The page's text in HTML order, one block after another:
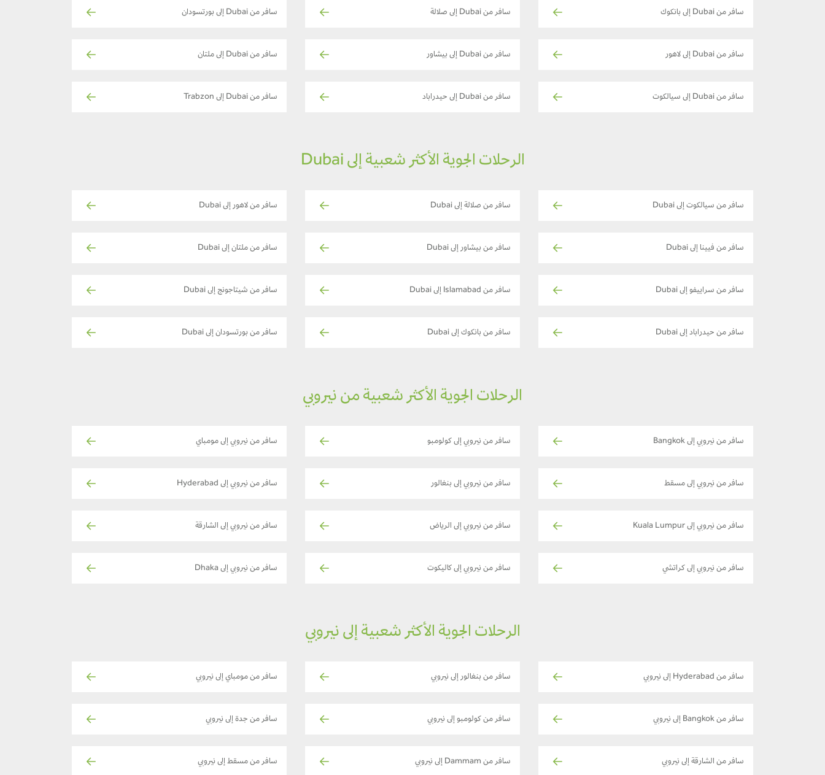
سافر من Dubai إلى بانكوك سافر من Dubai إلى صلالة سافر من Dubai إلى بورتسودان
سافر من Dubai إلى لاهور سافر من Dubai إلى بيشاور سافر من Dubai إلى ملتان
سافر من Dubai إلى سيالكوت سافر من Dubai إلى حيدراباد سافر من Dubai إلى Trabzon
الرحلات الجوية الأكثر شعبية إلى Dubai
سافر من سيالكوت إلى Dubai سافر من صلالة إلى Dubai سافر من لاهور إلى Dubai
سافر من فيينا إلى Dubai سافر من بيشاور إلى Dubai سافر من ملتان إلى Dubai
سافر من سراييفو إلى Dubai سافر من Islamabad إلى Dubai سافر من شيتاجونج إلى Dubai
سافر من حيدراباد إلى Dubai سافر من بانكوك إلى Dubai سافر من بورتسودان إلى Dubai
الرحلات الجوية الأكثر شعبية من نيروبي
سافر من نيروبي إلى Bangkok سافر من نيروبي إلى كولومبو سافر من نيروبي إلى مومباي
سافر من نيروبي إلى مسقط سافر من نيروبي إلى بنغالور سافر من نيروبي إلى Hyderabad
سافر من نيروبي إلى Kuala Lumpur سافر من نيروبي إلى الرياض سافر من نيروبي إلى الشارقة
سافر من نيروبي إلى كراتشي سافر من نيروبي إلى كاليكوت سافر من نيروبي إلى Dhaka
الرحلات الجوية الأكثر شعبية إلى نيروبي
سافر من Hyderabad إلى نيروبي سافر من بنغالور إلى نيروبي سافر من مومباي إلى نيروبي
سافر من Bangkok إلى نيروبي سافر من كولومبو إلى نيروبي سافر من جدة إلى نيروبي
سافر من الشارقة إلى نيروبي سافر من Dammam إلى نيروبي سافر من مسقط إلى نيروبي